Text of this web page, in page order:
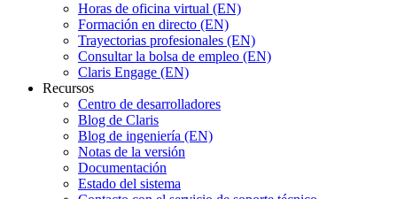
Horas de oficina virtual (EN)
Formación en directo (EN)
Trayectorias profesionales (EN)
Consultar la bolsa de empleo (EN)
Claris Engage (EN)
Recursos
Centro de desarrolladores
Blog de Claris
Blog de ingeniería (EN)
Notas de la versión
Documentación
Estado del sistema